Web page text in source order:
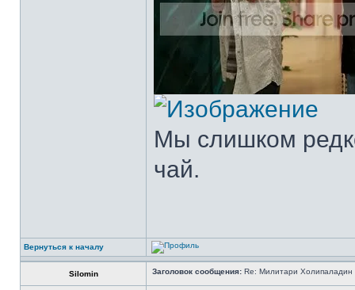
Мы слишком
чай.
Вернуться к началу
Silomin Заголовок сообщения: Re: Милитари Холипаладин